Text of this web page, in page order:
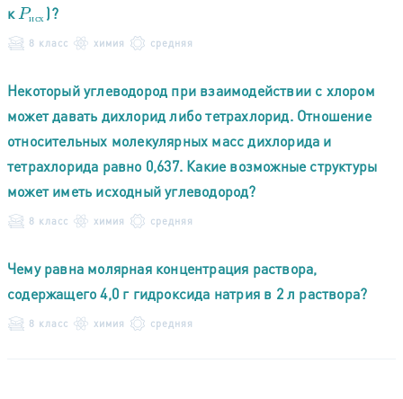
к
исх
Pисх)?
8 класс химия средняя
Некоторый углеводород при взаимодействии с хлором
может давать дихлорид либо тетрахлорид. Отношение
относительных молекулярных масс дихлорида и
тетрахлорида равно 0,637. Какие возможные структуры
может иметь исходный углеводород?
8 класс химия средняя
Чему равна молярная концентрация раствора,
содержащего 4,0 г гидроксида натрия в 2 л раствора?
8 класс химия средняя